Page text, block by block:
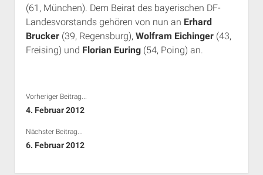
(61, München). Dem Beirat des bayerischen DF-
Landesvorstands gehören von nun an Erhard
Brucker(39, Regensburg), Wolfram Eichinger(43,
Freising) und Florian Euring(54, Poing) an.
Vorheriger Beitrag...
4. Februar 2012
Nächster Beitrag...
6. Februar 2012